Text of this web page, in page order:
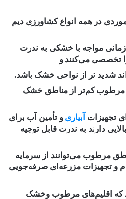
در همه انواع کشاورزی دیم
مواجه با خشکی به ندرت
تخصصی می‌کنند و
شدید تر از نواحی خشک باشد.
مرطوب کم‌تر از مناطق خشک
تجهیزات آبیاری و تأمین آب برای
دارند به ندرت قابل ‏توجیه
مرطوب می‌توانند از سرمایه
و تجهیزات ‏مزرعه‌ای صرفه‌جویی
که اقلیم‌های مرطوب وخشک